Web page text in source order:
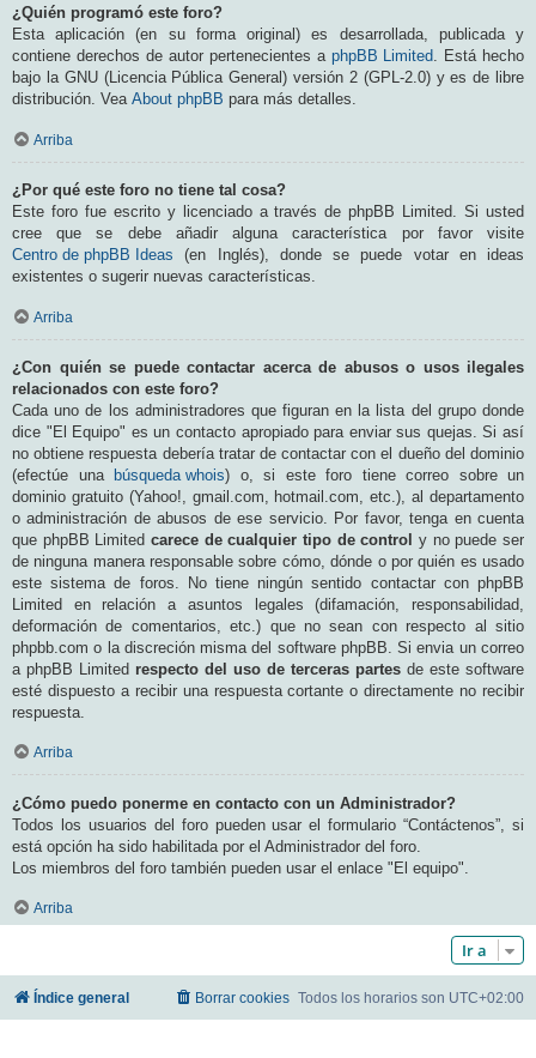
¿Quién programó este foro?
Esta aplicación (en su forma original) es desarrollada, publicada y
contiene derechos de autor pertenecientes a phpBB Limited. Está hecho
bajo la GNU (Licencia Pública General) versión 2 (GPL-2.0) y es de libre
distribución. Vea About phpBB para más detalles.
Arriba
¿Por qué este foro no tiene tal cosa?
Este foro fue escrito y licenciado a través de phpBB Limited. Si usted
cree que se debe añadir alguna característica por favor visite
Centro de phpBB Ideas (en Inglés), donde se puede votar en ideas
existentes o sugerir nuevas características.
Arriba
¿Con quién se puede contactar acerca de abusos o usos ilegales
relacionados con este foro?
Cada uno de los administradores que figuran en la lista del grupo donde
dice "El Equipo" es un contacto apropiado para enviar sus quejas. Si así
no obtiene respuesta debería tratar de contactar con el dueño del dominio
(efectúe una
búsqueda whois) o, si este foro tiene correo sobre un
dominio gratuito (Yahoo!, gmail.com, hotmail.com, etc.), al departamento
o administración de abusos de ese servicio. Por favor, tenga en cuenta
que phpBB Limited carece de cualquier tipo de control y no puede ser
de ninguna manera responsable sobre cómo, dónde o por quién es usado
este sistema de foros. No tiene ningún sentido contactar con phpBB
Limited en relación a asuntos legales (difamación, responsabilidad,
deformación de comentarios, etc.) que no sean con respecto al sitio
phpbb.com o la discreción misma del software phpBB. Si envia un correo
a phpBB Limited respecto del uso de terceras partes de este software
esté dispuesto a recibir una respuesta cortante o directamente no recibir
respuesta.
Arriba
¿Cómo puedo ponerme en contacto con un Administrador?
Todos los usuarios del foro pueden usar el formulario “Contáctenos”, si
está opción ha sido habilitada por el Administrador del foro.
Los miembros del foro también pueden usar el enlace "El equipo".
Arriba
Ir a
Índice general Todos los horarios son UTC+02:00
Borrar cookies